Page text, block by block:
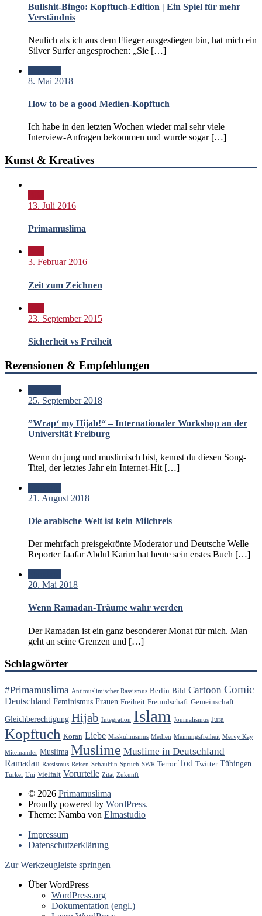
Bullshit-Bingo: Kopftuch-Edition | Ein Spiel für mehr
Verständnis
Neulich als ich aus dem Flieger ausgestiegen bin, hat mich ein
Silver Surfer angesprochen: „Sie […]
8. Mai 2018
How to be a good Medien-Kopftuch
Ich habe in den letzten Wochen wieder mal sehr viele
Interview-Anfragen bekommen und wurde sogar […]
Kunst & Kreatives
13. Juli 2016
Primamuslima
3. Februar 2016
Zeit zum Zeichnen
23. September 2015
Sicherheit vs Freiheit
Rezensionen & Empfehlungen
25. September 2018
”Wrap‘ my Hijab!“ – Internationaler Workshop an der
Universität Freiburg
Wenn du jung und muslimisch bist, kennst du diesen Song-
Titel, der letztes Jahr ein Internet-Hit […]
21. August 2018
Die arabische Welt ist kein Milchreis
Der mehrfach preisgekrönte Moderator und Deutsche Welle
Reporter Jaafar Abdul Karim hat heute sein erstes Buch […]
20. Mai 2018
Wenn Ramadan-Träume wahr werden
Der Ramadan ist ein ganz besonderer Monat für mich. Man
geht an seine Grenzen und […]
Schlagwörter
#Primamuslima Antimuslimischer Rassismus Berlin Bild Cartoon Comic
Deutschland Feminismus Frauen Freiheit Freundschaft Gemeinschaft
Gleichberechtigung Hijab Integration Islam Journalismus Jura
Kopftuch Koran Liebe Maskulinismus Medien Meinungsfreiheit Mervy Kay
Miteinander Muslima Muslime Muslime in Deutschland
Ramadan Rassismus Reisen SchauHin Spruch SWR Terror Tod Twitter Tübingen
Türkei Uni Vielfalt Vorurteile Zitat Zukunft
© 2026 Primamuslima
Proudly powered by WordPress.
Theme: Namba von Elmastudio
Impressum
Datenschutzerklärung
Zur Werkzeugleiste springen
Über WordPress
WordPress.org
Dokumentation (engl.)